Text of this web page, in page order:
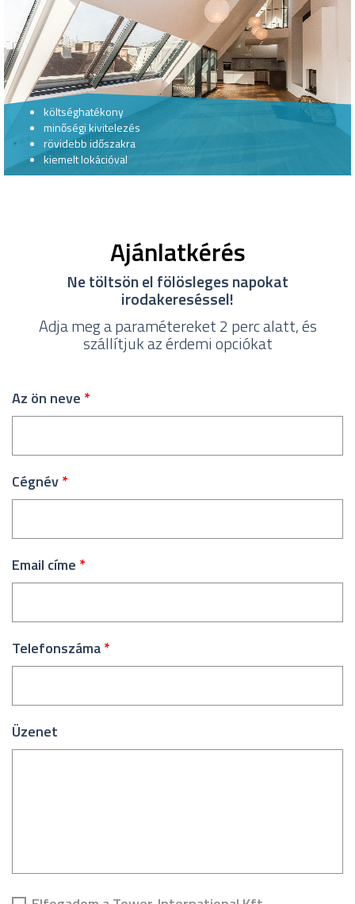
költséghatékony
minőségi kivitelezés
rövidebb időszakra
kiemelt lokációval
Ajánlatkérés
Ne töltsön el fölösleges napokat
irodakereséssel!
Adja meg a paramétereket 2 perc alatt, és
szállítjuk az érdemi opciókat
Az ön neve *
Cégnév*
Email címe *
Telefonszáma*
Üzenet